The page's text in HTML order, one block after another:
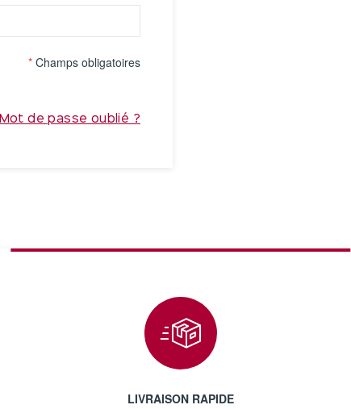
* Champs obligatoires
Mot de passe oublié ?
LIVRAISON RAPIDE